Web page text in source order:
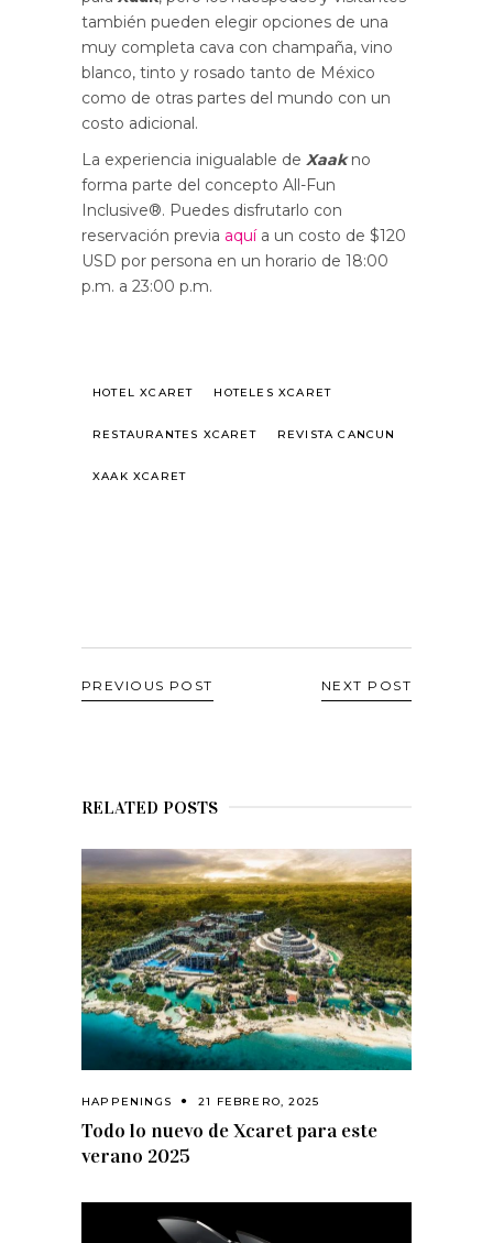
también pueden elegir opciones de una
muy completa cava con champaña, vino
blanco, tinto y rosado tanto de México
como de otras partes del mundo con un
costo adicional.
La experiencia inigualable de Xaakno
forma parte del concepto All-Fun
Inclusive®. Puedes disfrutarlo con
reservación previa aquí a un costo de $120
USD por persona en un horario de 18:00
p.m. a 23:00 p.m.
HOTEL XCARET HOTELES XCARET
RESTAURANTES XCARET REVISTA CANCUN
XAAK XCARET
PREVIOUS POST NEXT POST
RELATED POSTS
HAPPENINGS 21 FEBRERO, 2025
Todo lo nuevo de Xcaret para este
verano 2025